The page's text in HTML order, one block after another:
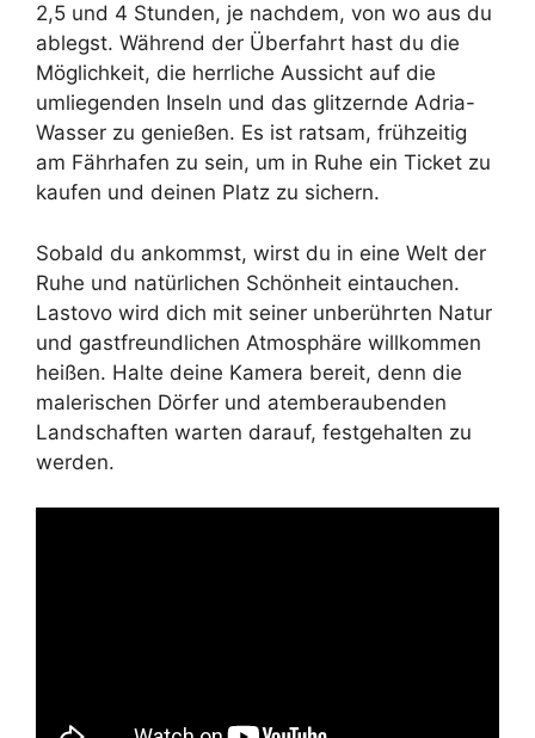
2,5 und 4 Stunden, je nachdem, von wo aus du
ablegst. Während der Überfahrt hast du die
Möglichkeit, die herrliche Aussicht auf die
umliegenden Inseln und das glitzernde Adria-
Wasser zu genießen. Es ist ratsam, frühzeitig
am Fährhafen zu sein, um in Ruhe ein Ticket zu
kaufen und deinen Platz zu sichern.
Sobald du ankommst, wirst du in eine Welt der
Ruhe und natürlichen Schönheit eintauchen.
Lastovo wird dich mit seiner unberührten Natur
und gastfreundlichen Atmosphäre willkommen
heißen. Halte deine Kamera bereit, denn die
malerischen Dörfer und atemberaubenden
Landschaften warten darauf, festgehalten zu
werden.